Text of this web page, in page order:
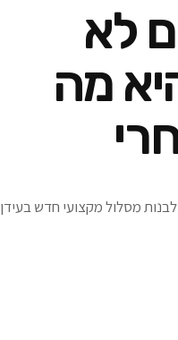
של 20% הם לא
מה
מסלול מקצועי חדש בעידן